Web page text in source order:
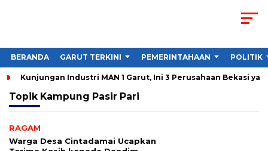
BERANDA GARUT TERKINI PEMERINTAHAAN POLITIK
Kunjungan Industri MAN 1 Garut, Ini 3 Perusahaan Bekasi
Topik Kampung Pasir Pari
RAGAM
Warga Desa Cintadamai Ucapkan